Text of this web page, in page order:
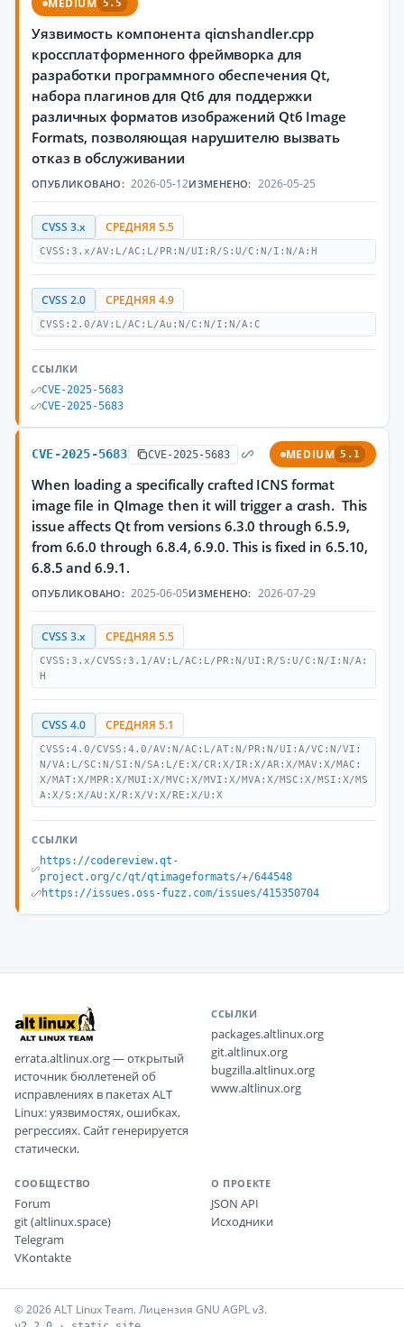
MEDIUM 5.5
Уязвимость компонента qicnshandler.cpp
кроссплатформенного фреймворка для
разработки программного обеспечения Qt,
набора плагинов для Qt6 для поддержки
различных форматов изображений Qt6 Image
Formats, позволяющая нарушителю вызвать
отказ в обслуживании
ОПУБЛИКОВАНО: 2026-05-12ИЗМЕНЕНО: 2026-05-25
CVSS 3.x СРЕДНЯЯ 5.5
CVSS:3.x/AV:L/AC:L/PR:N/UI:R/S:U/C:N/I:N/A:H
CVSS 2.0 СРЕДНЯЯ 4.9
CVSS:2.0/AV:L/AC:L/Au:N/C:N/I:N/A:C
ССЫЛКИ
CVE-2025-5683
CVE-2025-5683
CVE-2025-5683 CVE-2025-5683 MEDIUM 5.1
When loading a specifically crafted ICNS format
image file in QImage then it will trigger a crash. This
issue affects Qt from versions 6.3.0 through 6.5.9,
from 6.6.0 through 6.8.4, 6.9.0. This is fixed in 6.5.10,
6.8.5 and 6.9.1.
ОПУБЛИКОВАНО: 2025-06-05ИЗМЕНЕНО: 2026-07-29
CVSS 3.x СРЕДНЯЯ 5.5
CVSS:3.x/CVSS:3.1/AV:L/AC:L/PR:N/UI:R/S:U/C:N/I:N/A:
H
CVSS 4.0 СРЕДНЯЯ 5.1
CVSS:4.0/CVSS:4.0/AV:N/AC:L/AT:N/PR:N/UI:A/VC:N/VI:
N/VA:L/SC:N/SI:N/SA:L/E:X/CR:X/IR:X/AR:X/MAV:X/MAC:
X/MAT:X/MPR:X/MUI:X/MVC:X/MVI:X/MVA:X/MSC:X/MSI:X/MS
A:X/S:X/AU:X/R:X/V:X/RE:X/U:X
ССЫЛКИ
https://codereview.qt-
project.org/c/qt/qtimageformats/+/644548
https://issues.oss-fuzz.com/issues/415350704
errata.altlinux.org — открытый
источник бюллетеней об
исправлениях в пакетах ALT
Linux: уязвимостях, ошибках,
регрессиях. Сайт генерируется
статически.
ССЫЛКИ
packages.altlinux.org
git.altlinux.org
bugzilla.altlinux.org
www.altlinux.org
СООБЩЕСТВО
Forum
git (altlinux.space)
Telegram
VKontakte
О ПРОЕКТЕ
JSON API
Исходники
© 2026 ALT Linux Team. Лицензия GNU AGPL v3.